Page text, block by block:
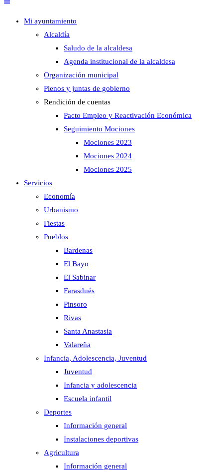
Mi ayuntamiento
Alcaldía
Saludo de la alcaldesa
Agenda institucional de la alcaldesa
Organización municipal
Plenos y juntas de gobierno
Rendición de cuentas
Pacto Empleo y Reactivación Económica
Seguimiento Mociones
Mociones 2023
Mociones 2024
Mociones 2025
Servicios
Economía
Urbanismo
Fiestas
Pueblos
Bardenas
El Bayo
El Sabinar
Farasdués
Pinsoro
Rivas
Santa Anastasia
Valareña
Infancia, Adolescencia, Juventud
Juventud
Infancia y adolescencia
Escuela infantil
Deportes
Información general
Instalaciones deportivas
Agricultura
Información general